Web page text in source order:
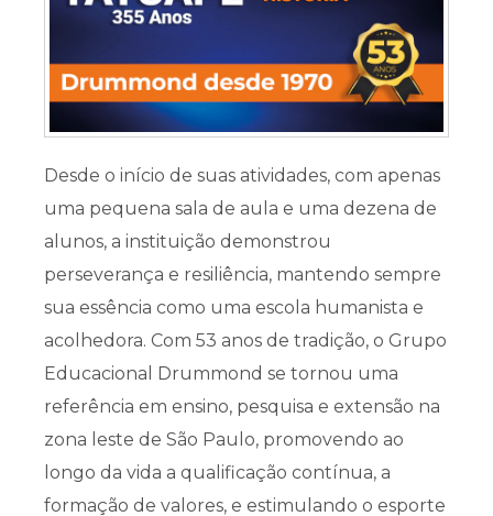
Desde o início de suas atividades, com apenas
uma pequena sala de aula e uma dezena de
alunos, a instituição demonstrou
perseverança e resiliência, mantendo sempre
sua essência como uma escola humanista e
acolhedora. Com 53 anos de tradição, o Grupo
Educacional Drummond se tornou uma
referência em ensino, pesquisa e extensão na
zona leste de São Paulo, promovendo ao
longo da vida a qualificação contínua, a
formação de valores, e estimulando o esporte